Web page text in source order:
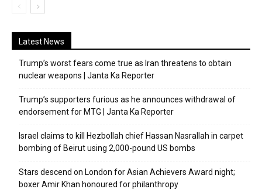
Latest News
Trump’s worst fears come true as Iran threatens to obtain
nuclear weapons | Janta Ka Reporter
Trump’s supporters furious as he announces withdrawal of
endorsement for MTG | Janta Ka Reporter
Israel claims to kill Hezbollah chief Hassan Nasrallah in carpet
bombing of Beirut using 2,000-pound US bombs
Stars descend on London for Asian Achievers Award night;
boxer Amir Khan honoured for philanthropy